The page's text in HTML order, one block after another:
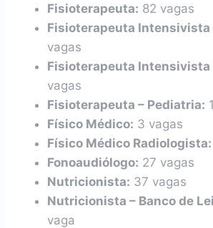
Fisioterapeuta: 82 vagas
Fisioterapeuta Intensivista
vagas
Fisioterapeuta Intensivista
vagas
Fisioterapeuta – Pediatria:
Físico Médico: 3 vagas
Físico Médico Radiologista:
Fonoaudiólogo: 27 vagas
Nutricionista: 37 vagas
Nutricionista – Banco de
vaga